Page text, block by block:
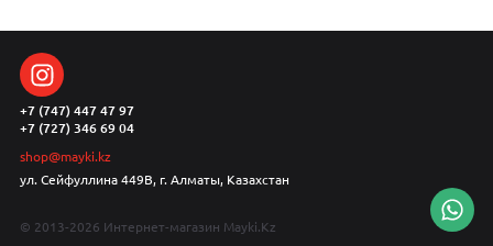
+7 (747) 447 47 97
+7 (727) 346 69 04
shop@mayki.kz
ул. Сейфуллина 449В, г. Алматы, Казахстан
© 2013-2026 Интернет-магазин Mayki.Kz